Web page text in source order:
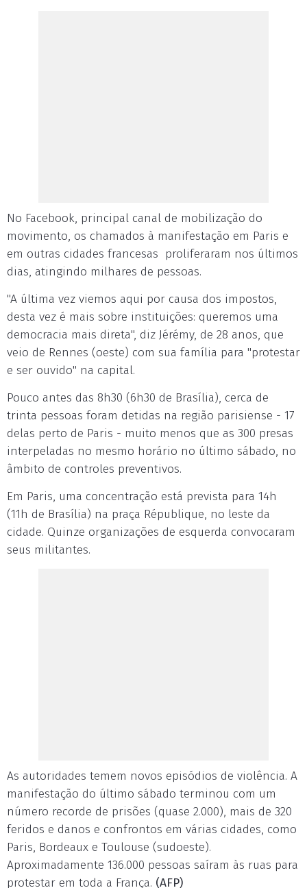
No Facebook, principal canal de mobilização do
movimento, os chamados à manifestação em Paris e
em outras cidades francesas proliferaram nos últimos
dias, atingindo milhares de pessoas.
"A última vez viemos aqui por causa dos impostos,
desta vez é mais sobre instituições: queremos uma
democracia mais direta", diz Jérémy, de 28 anos, que
veio de Rennes (oeste) com sua família para "protestar
e ser ouvido" na capital.
Pouco antes das 8h30 (6h30 de Brasília), cerca de
trinta pessoas foram detidas na região parisiense - 17
delas perto de Paris - muito menos que as 300 presas
interpeladas no mesmo horário no último sábado, no
âmbito de controles preventivos.
Em Paris, uma concentração está prevista para 14h
(11h de Brasília) na praça République, no leste da
cidade. Quinze organizações de esquerda convocaram
seus militantes.
As autoridades temem novos episódios de violência. A
manifestação do último sábado terminou com um
número recorde de prisões (quase 2.000), mais de 320
feridos e danos e confrontos em várias cidades, como
Paris, Bordeaux e Toulouse (sudoeste).
Aproximadamente 136.000 pessoas saíram às ruas para
protestar em toda a França. (AFP)